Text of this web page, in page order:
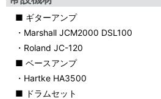
■ ギターアンプ
・Marshall JCM2000 DSL100
・Roland JC-120
■ ベースアンプ
・Hartke HA3500
■ ドラムセット